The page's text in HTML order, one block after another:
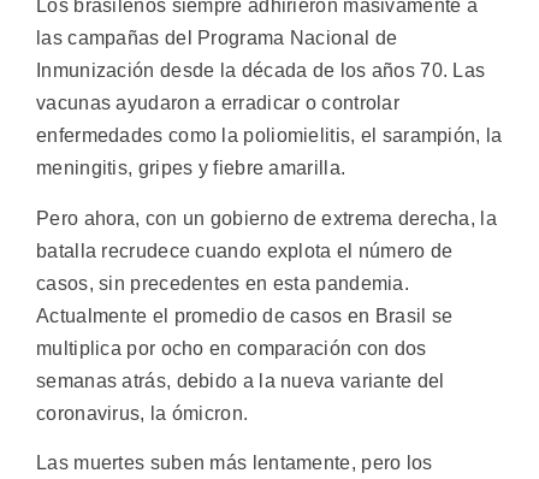
Los brasileños siempre adhirieron masivamente a
las campañas del Programa Nacional de
Inmunización desde la década de los años 70. Las
vacunas ayudaron a erradicar o controlar
enfermedades como la poliomielitis, el sarampión, la
meningitis, gripes y fiebre amarilla.
Pero ahora, con un gobierno de extrema derecha, la
batalla recrudece cuando explota el número de
casos, sin precedentes en esta pandemia.
Actualmente el promedio de casos en Brasil se
multiplica por ocho en comparación con dos
semanas atrás, debido a la nueva variante del
coronavirus, la ómicron.
Las muertes suben más lentamente, pero los